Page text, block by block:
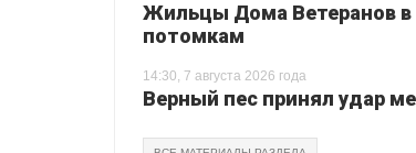
Жильцы Дома Ветеранов в
потомкам
14:30, 7 августа 2026 года
Верный пес принял удар